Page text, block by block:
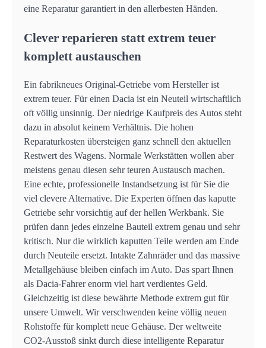
eine Reparatur garantiert in den allerbesten Händen.
Clever reparieren statt extrem teuer
komplett austauschen
Ein fabrikneues Original-Getriebe vom Hersteller ist
extrem teuer. Für einen Dacia ist ein Neuteil wirtschaftlich
oft völlig unsinnig. Der niedrige Kaufpreis des Autos steht
dazu in absolut keinem Verhältnis. Die hohen
Reparaturkosten übersteigen ganz schnell den aktuellen
Restwert des Wagens. Normale Werkstätten wollen aber
meistens genau diesen sehr teuren Austausch machen.
Eine echte, professionelle Instandsetzung ist für Sie die
viel clevere Alternative. Die Experten öffnen das kaputte
Getriebe sehr vorsichtig auf der hellen Werkbank. Sie
prüfen dann jedes einzelne Bauteil extrem genau und sehr
kritisch. Nur die wirklich kaputten Teile werden am Ende
durch Neuteile ersetzt. Intakte Zahnräder und das massive
Metallgehäuse bleiben einfach im Auto. Das spart Ihnen
als Dacia-Fahrer enorm viel hart verdientes Geld.
Gleichzeitig ist diese bewährte Methode extrem gut für
unsere Umwelt. Wir verschwenden keine völlig neuen
Rohstoffe für komplett neue Gehäuse. Der weltweite
CO2-Ausstoß sinkt durch diese intelligente Reparatur